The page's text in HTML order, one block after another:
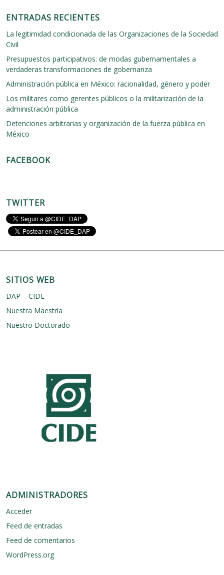
n
d
e
e
n
t
r
a
d
s
a
r
:
ENTRADAS RECIENTES
La legitimidad condicionada de las Organizaciones de la Sociedad
Civil
Presupuestos participativos: de modas gubernamentales a
verdaderas transformaciones de gobernanza
Administración pública en México: racionalidad, género y poder
Los militares como gerentes públicos o la militarización de la
administración pública
Detenciones arbitrarias y organización de la fuerza pública en
México
FACEBOOK
TWITTER
SITIOS WEB
DAP – CIDE
Nuestra Maestría
Nuestro Doctorado
ADMINISTRADORES
Acceder
Feed de entradas
Feed de comentarios
WordPress.org